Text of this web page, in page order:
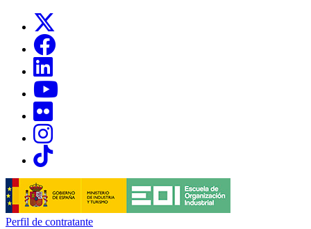
Links, Opens in this window
Links, Opens in this window
Links, Opens in this window
Links, Opens in this window
Links, Opens in this window
Perfil de contratante